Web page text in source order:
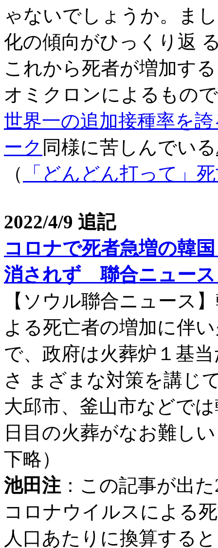
ゃないでしょうか。ま
化の傾向がひっくり返
これから死者が増加す
オミクロンによるもの
世界一の追加接種率を
ーク 同様に苦しんでいる
（
「どんどん打って」
2022/4/9 追記
コロナで死者急増の韓
消されず 聯合ニュー
【ソウル聯合ニュース
よる死亡者の増加に伴
で、政府は火葬炉１基
さ まざまな対策を講じ
大邱市、釜山市などで
日目の火葬がなお難し
下略）
池田注 ：この記事が出
コロナウイルスによる
人口あたりに換算すると